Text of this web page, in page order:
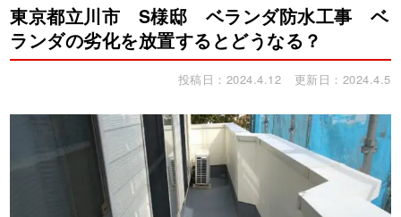
東京都立川市 S様邸 ベランダ防水工事 ベ
ランダの劣化を放置するとどうなる？
投稿日：2024.4.12 更新日：2024.4.5